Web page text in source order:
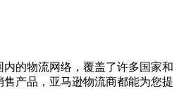
的物流网络，覆盖了许多国家和
产品，亚马逊物流商都能为您提